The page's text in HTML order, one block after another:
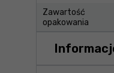
Zawartość
opakowania